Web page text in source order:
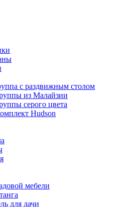
с раздвижным столом
из Малайзии
серого цвета
Hudson
мебели
для дачи